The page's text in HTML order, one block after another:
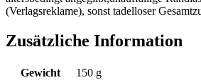
(Verlagsreklame), sonst tadelloser
Zusätzliche Information
Gewicht 150 g